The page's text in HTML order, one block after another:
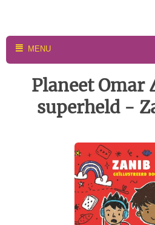
MENU
Planeet Omar
superheld -